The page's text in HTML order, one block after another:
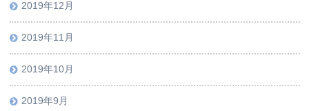
2019年12月
2019年11月
2019年10月
2019年9月